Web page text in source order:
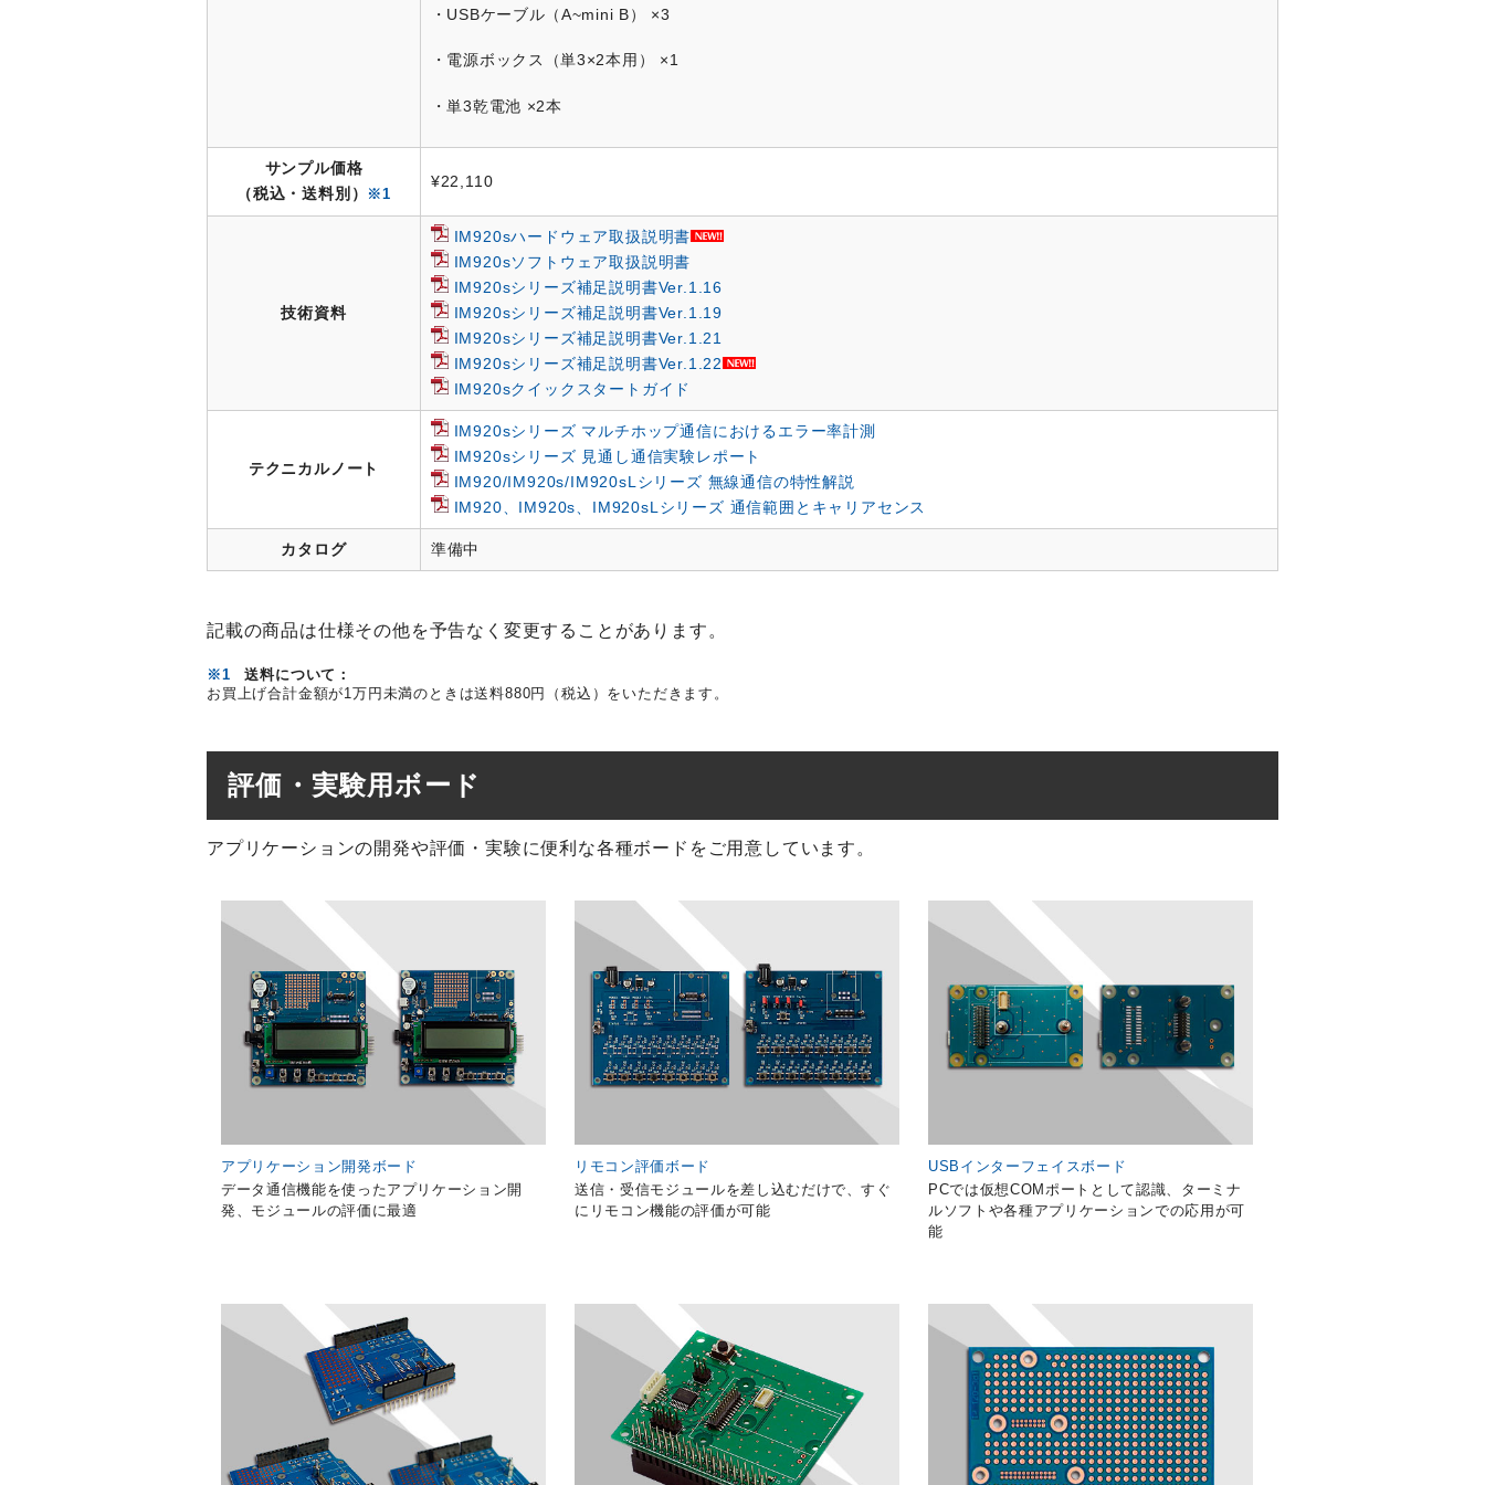
・USBケーブル（A~mini B） ×3
・電源ボックス（単3×2本用） ×1
・単3乾電池 ×2本
サンプル価格
（税込・送料別）
※1
¥22,110
技術資料
IM920sハードウェア取扱説明書
IM920sソフトウェア取扱説明書
IM920sシリーズ補足説明書Ver.1.16
IM920sシリーズ補足説明書Ver.1.19
IM920sシリーズ補足説明書Ver.1.21
IM920sシリーズ補足説明書Ver.1.22
IM920sクイックスタートガイド
テクニカルノート
IM920sシリーズ マルチホップ通信におけるエラー率計測
IM920sシリーズ 見通し通信実験レポート
IM920/IM920s/IM920sLシリーズ 無線通信の特性解説
IM920、IM920s、IM920sLシリーズ 通信範囲とキャリアセンス
カタログ 準備中
記載の商品は仕様その他を予告なく変更することがあります。
※1
送料について：
お買上げ合計金額が1万円未満のときは送料880円（税込）をいただきます。
評価・実験用ボード
アプリケーションの開発や評価・実験に便利な各種ボードをご用意しています。
アプリケーション開発ボード
データ通信機能を使ったアプリケーション開
発、モジュールの評価に最適
リモコン評価ボード
送信・受信モジュールを差し込むだけで、すぐ
にリモコン機能の評価が可能
USBインターフェイスボード
PCでは仮想COMポートとして認識、ターミナ
ルソフトや各種アプリケーションでの応用が可
能